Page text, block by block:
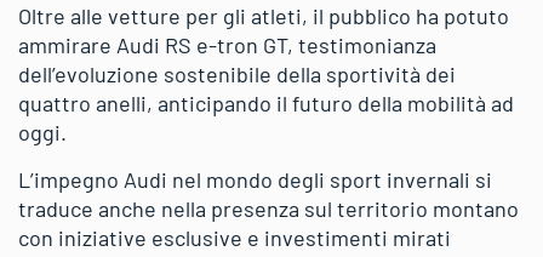
Oltre alle vetture per gli atleti, il pubblico ha potuto
ammirare Audi RS e-tron GT, testimonianza
dell’evoluzione sostenibile della sportività dei
quattro anelli, anticipando il futuro della mobilità ad
oggi.
L’impegno Audi nel mondo degli sport invernali si
traduce anche nella presenza sul territorio montano
con iniziative esclusive e investimenti mirati